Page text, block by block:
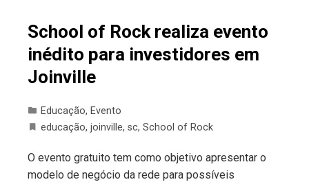
School of Rock realiza evento
inédito para investidores em
Joinville
Educação, Evento
educação, joinville, sc, School of Rock
O evento gratuito tem como objetivo apresentar o
modelo de negócio da rede para possíveis